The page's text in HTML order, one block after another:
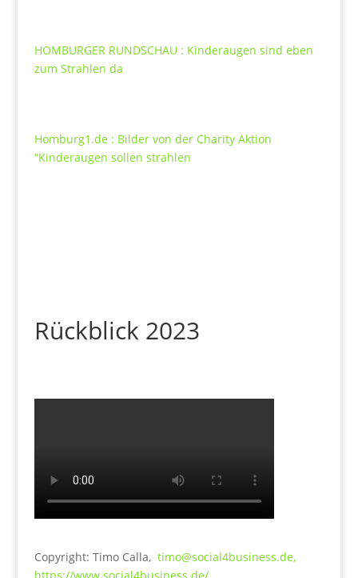
HOMBURGER RUNDSCHAU : Kinderaugen sind eben
zum Strahlen da
Homburg1.de : Bilder von der Charity Aktion
“Kinderaugen sollen strahlen
Rückblick 2023
Copyright: Timo Calla, timo@social4business.de,
https://www.social4business.de/